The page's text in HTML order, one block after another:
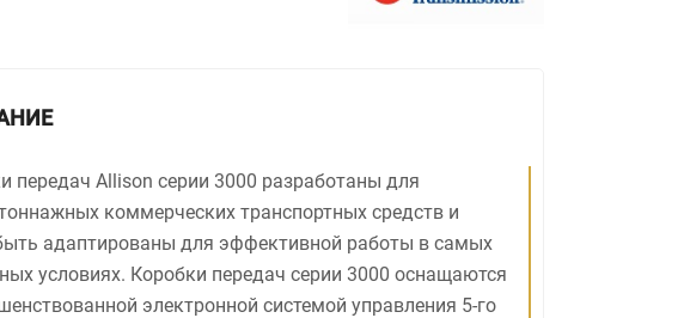
передач Allison серии 3000 разработаны для
коммерческих транспортных средств и
адаптированы для эффективной работы в самых
условиях. Коробки передач серии 3000 оснащаются
электронной системой управления 5-го